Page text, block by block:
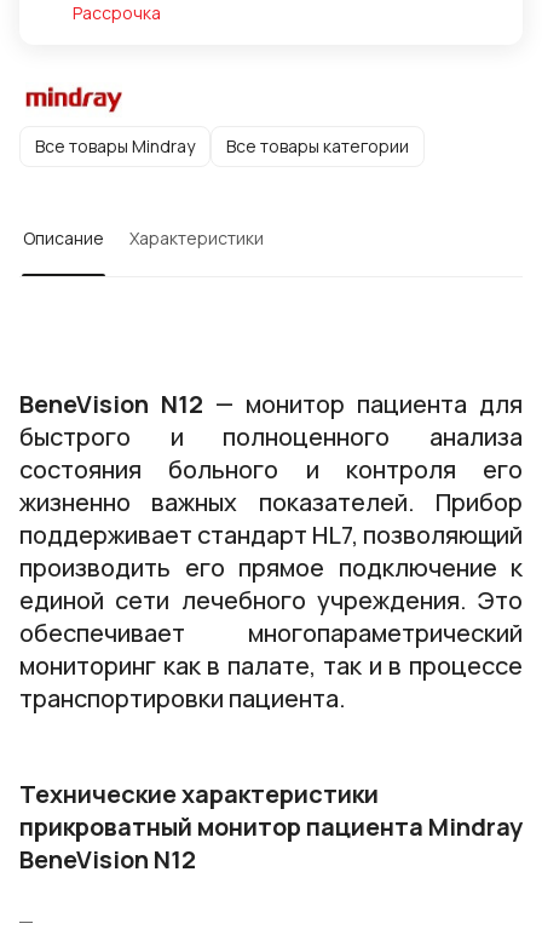
Рассрочка
Все товары Mindray Все товары категории
Описание Характеристики
BeneVision N12 — монитор пациента для
быстрого и полноценного анализа
состояния больного и контроля его
жизненно важных показателей. Прибор
поддерживает стандарт HL7, позволяющий
производить его прямое подключение к
единой сети лечебного учреждения. Это
обеспечивает многопараметрический
мониторинг как в палате, так и в процессе
транспортировки пациента.
Технические характеристики
прикроватный монитор пациента Mindray
BeneVision N12